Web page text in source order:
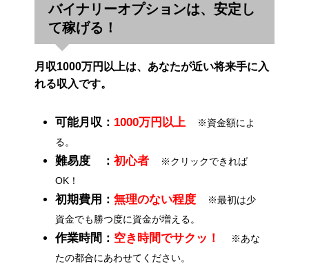
バイナリーオプションは、安定し
て稼げる！
月収1000万円以上は、あなたが近い将来手に入
れる収入です。
可能月収： 1000万円以上
※資金額によ
る。
難易度 ： 初心者
※クリックできれば
OK！
初期費用： 無理のない程度
※最初は少
資金でも勝つ度に資金が増える。
作業時間： 空き時間でサクッ！
※あな
たの都合にあわせてください。